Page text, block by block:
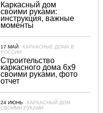
Каркасный дом
своими руками:
инструкция, важные
моменты
17 МАЙ
КАРКАСНЫЕ ДОМА В
РОССИИ
Строительство
каркасного дома 6х9
своими руками, фото
отчет
24 ИЮНЬ
КАРКАСНЫЙ ДОМ
СВОИМИ РУКАМИ